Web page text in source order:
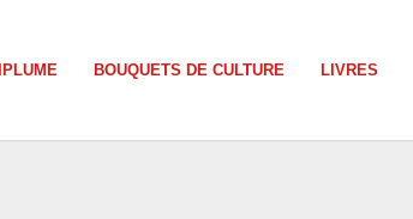
BOUQUETS DE CULTURE LIVRES